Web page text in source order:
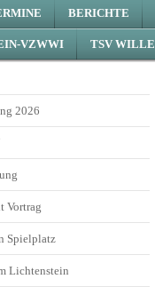
BERICHTE
VZWWI TSV
2026
Vortrag
Spielplatz
Lichtenstein